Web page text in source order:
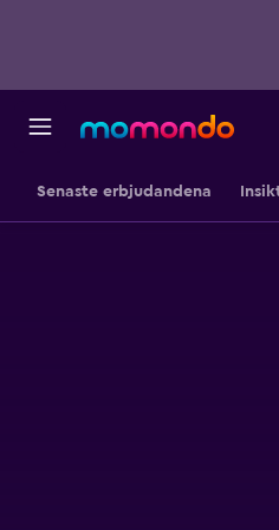
Senaste erbjudandena